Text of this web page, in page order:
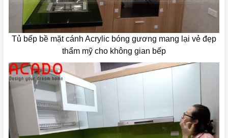
Tủ bếp bề mặt cánh Acrylic bóng gương mang lại vẻ đẹp
thẩm mỹ cho không gian bếp